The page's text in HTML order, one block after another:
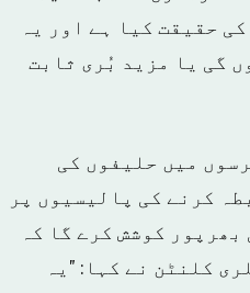
حقیقت کیا ہے اور یہ
گی یا مزید بُری ثابت
میں حلیفوں کی
کرنے کی پالیسیوں پر
بھرپور کوشش کرے گا کہ
کلنٹن نے کہا: "یہ